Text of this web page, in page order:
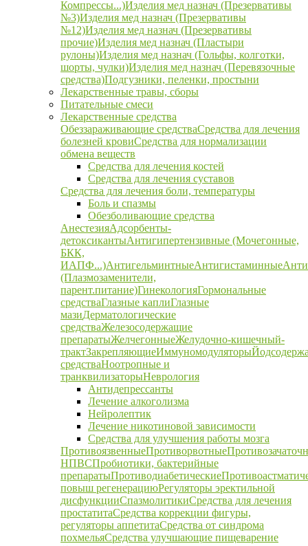
Компрессы...)Изделия мед назнач (Презервативы
№3)Изделия мед назнач (Презервативы
№12)Изделия мед назнач (Презервативы
прочие)Изделия мед назнач (Пластыри
рулоны)Изделия мед назнач (Гольфы, колготки,
шорты, чулки)Изделия мед назнач (Перевязочные
средства)Подгузники, пеленки, простыни
Лекарственные травы, сборы
Питательные смеси
Лекарственные средства
Обеззараживающие средстваСредства для лечения
болезней кровиСредства для нормализации
обмена веществ
Средства для лечения костей
Средства для лечения суставов
Средства для лечения боли, температуры
Боль и спазмы
Обезболивающие средства
АнестезияАдсорбенты-
детоксикантыАнтигипертензивные (Мочегонные,
БКК,
ИАПФ...)АнтигельминтныеАнтигистаминные
(Плазмозаменители,
парент.питание)ГинекологияГормональные
средстваГлазные каплиГлазные
мазиДерматологические
средстваЖелезосодержащие
препаратыЖелчегонныеЖелудочно-кишечный-
трактЗакрепляющиеИммуномодуляторы
средстваНоотропные и
транквилизаторыНеврология
Антидепрессанты
Лечение алкоголизма
Нейролептик
Лечение никотиновой зависимости
Средства для улучшения работы мозга
ПротивоязвенныеПротиворвотные
НПВСПробиотики, бактерийные
препаратыПротиводиабетические
повыш регенерациюРегуляторы эректильной
дисфункцииСпазмолитикиСредства для лечения
простатитаСредства коррекции фигуры,
регуляторы аппетитаСредства от синдрома
похмельяСредства улучшающие пищеварение